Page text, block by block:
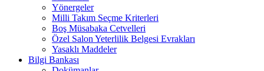
Yönergeler
Milli Takım Seçme Kriterleri
Boş Müsabaka Cetvelleri
Özel Salon Yeterlilik Belgesi Evrakları
Yasaklı Maddeler
Bilgi Bankası